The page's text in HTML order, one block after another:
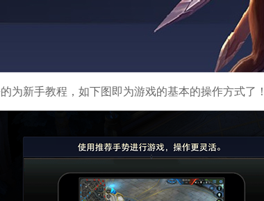
为新手教程，如下图即为游戏的基本的操作方式了！